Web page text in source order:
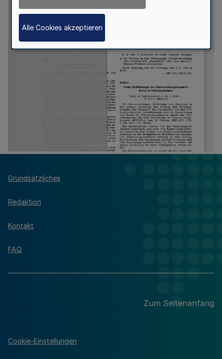
Grundsätzliches
Redaktion
Kontakt
FAQ
Zum Seitenanfang
Cookie-Einstellungen
Alle Cookies akzeptieren